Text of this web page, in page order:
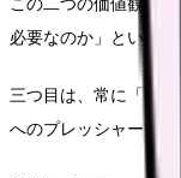
この二つの価値観の
必要なのか」という
三つ目は、常に「美
へのプレッシャーです